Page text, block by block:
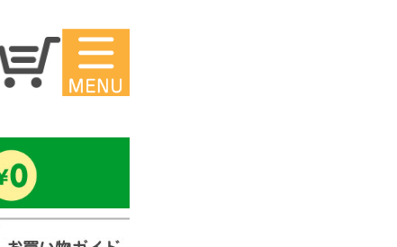
マイページ